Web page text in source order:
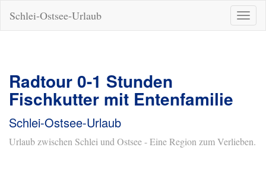
ein-/
Schlei-Ostsee-Urlaub
Radtour 0-1 Stunden
Fischkutter mit Entenfamilie
Schlei-Ostsee-Urlaub
Urlaub zwischen Schlei und Ostsee - Eine Region zum Verlieben.